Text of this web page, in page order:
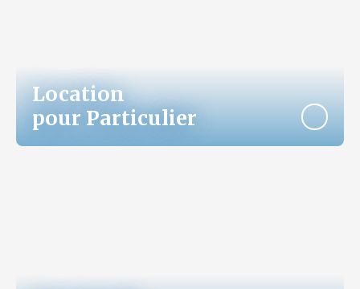
Location
pour Particulier